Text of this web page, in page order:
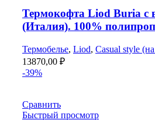
Термокофта Liod Buria с
(Италия). 100%
Термобелье, Liod, Casual style
13870,00 ₽
-39%
Сравнить
Быстрый просмотр